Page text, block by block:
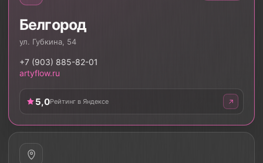
Белгород
ул. Губкина, 54
+7 (903) 885-82-01
artyflow.ru
5,0Рейтинг в Яндексе